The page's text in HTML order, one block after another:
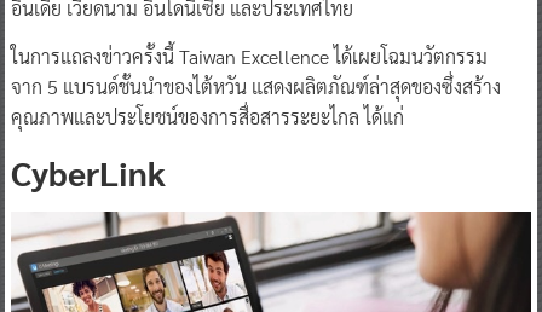
อินเดีย เวียดนาม อินโดนีเซีย และประเทศไทย
ในการแถลงข่าวครั้งนี้ Taiwan Excellence ได้เผยโฉมนวัตกรรม
จาก 5 แบรนด์ชั้นนำของไต้หวัน แสดงผลิตภัณฑ์ล่าสุดของซึ่งสร้าง
คุณภาพและประโยชน์ของการสื่อสารระยะไกล ได้แก่
CyberLink